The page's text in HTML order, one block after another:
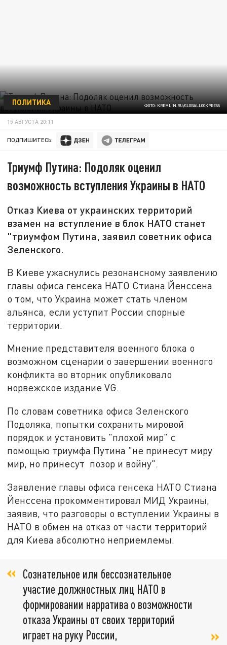
ФОТО: KREMLIN.RU/GLOBALLOOKPRESS
ПОЛИТИКА
15 АВГУСТА 20:11
ПОДПИШИТЕСЬ:
Триумф Путина: Подоляк оценил
возможность вступления Украины в НАТО
Отказ Киева от украинских территорий
взамен на вступление в блок НАТО станет
"триумфом Путина, заявил советник офиса
Зеленского.
В Киеве ужаснулись резонансному заявлению
главы офиса генсека НАТО Стиана Йенссена
о том, что Украина может стать членом
альянса, если уступит России спорные
территории.
Мнение представителя военного блока о
возможном сценарии о завершении военного
конфликта во вторник опубликовало
норвежское издание VG.
По словам советника офиса Зеленского
Подоляка, попытки сохранить мировой
порядок и установить "плохой мир" с
помощью триумфа Путина "не принесут миру
мир, но принесут позор и войну".
Заявление главы офиса генсека НАТО Стиана
Йенссена прокомментировал МИД Украины,
заявив, что разговоры о вступлении Украины в
НАТО в обмен на отказ от части территорий
для Киева абсолютно неприемлемы.
Сознательное или бессознательное
участие должностных лиц НАТО в
формировании нарратива о возможности
отказа Украины от своих территорий
играет на руку России,